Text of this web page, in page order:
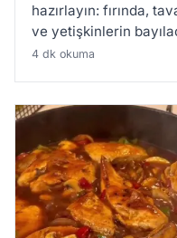
hazırlayın: fırında,
ve yetişkinlerin
4 dk okuma